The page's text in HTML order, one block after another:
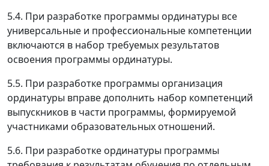
5.4. При разработке программы ординатуры все
универсальные и профессиональные компетенции
включаются в набор требуемых результатов
освоения программы ординатуры.
5.5. При разработке программы организация
ординатуры вправе дополнить набор компетенций
выпускников в части программы, формируемой
участниками образовательных отношений.
5.6. При разработке ординатуры программы